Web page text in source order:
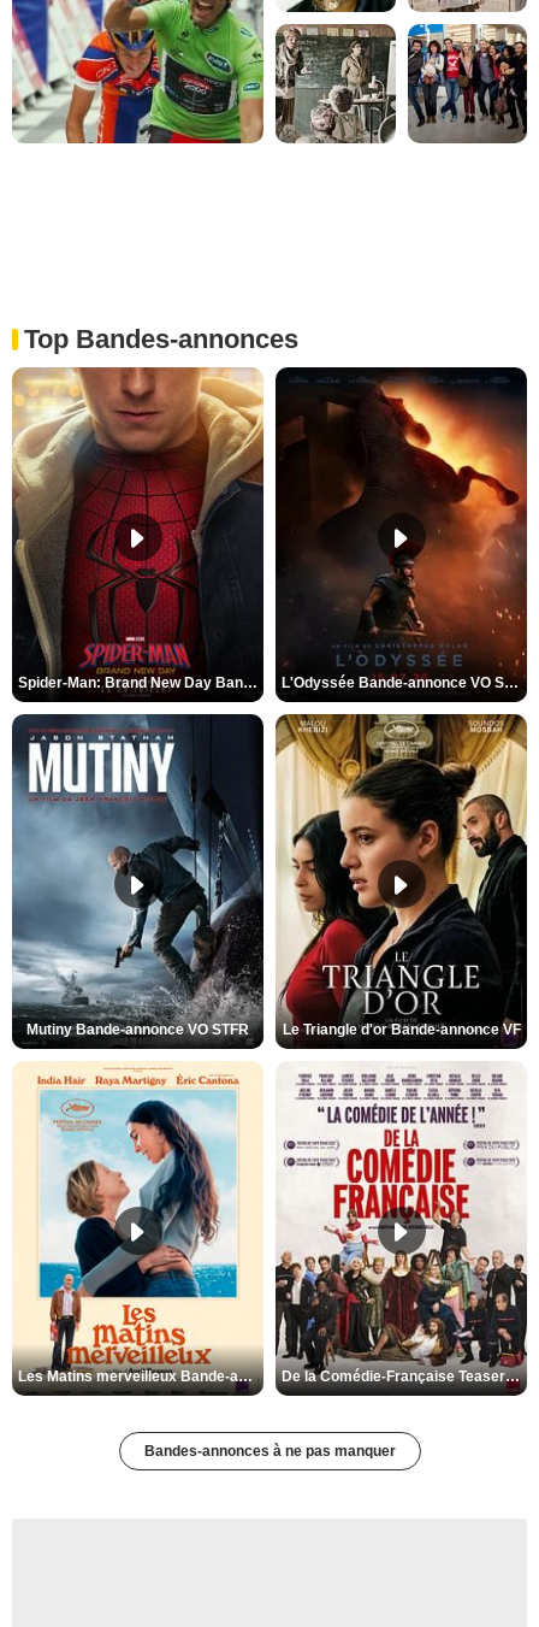
Top Bandes-annonces
Spider-Man: Brand New Day Bande-annonce VO STFR L'Odyssée Bande-annonce VO STFR
Mutiny Bande-annonce VO STFR Le Triangle d'or Bande-annonce VF
Les Matins merveilleux Bande-annonce VF De la Comédie-Française Teaser VF
Bandes-annonces à ne pas manquer